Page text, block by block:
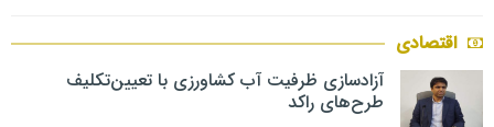
اقتصادی
آزادسازی ظرفیت آب کشاورزی با تعیین‌تکلیف
طرح‌های راکد